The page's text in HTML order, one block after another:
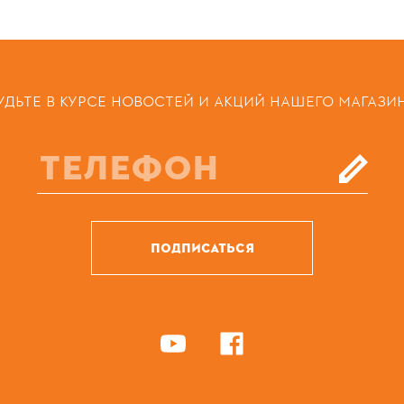
В КУРСЕ НОВОСТЕЙ И АКЦИЙ НАШЕГО
ПОДПИСАТЬСЯ